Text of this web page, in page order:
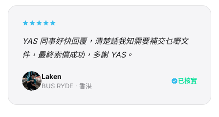
YAS 同事好快回覆，清楚話我知需要補交乜嘢文
件，最終索償成功，多謝 YAS。
Laken
BUS RYDE · 香港
已核實